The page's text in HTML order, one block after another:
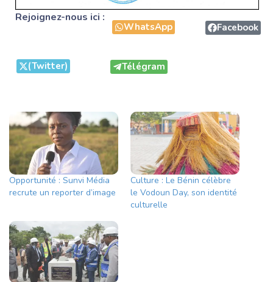
Rejoignez-nous ici :
WhatsApp Facebook
(Twitter) Télégram
Opportunité : Sunvi Média
recrute un reporter d’image
Culture : Le Bénin célèbre
le Vodoun Day, son identité
culturelle